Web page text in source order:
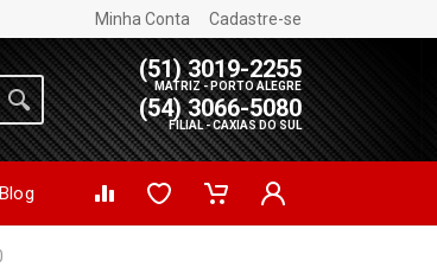
Minha Conta Cadastre-se
(51) 3019-2255
MATRIZ - PORTO ALEGRE
(54) 3066-5080
FILIAL - CAXIAS DO SUL
Blog